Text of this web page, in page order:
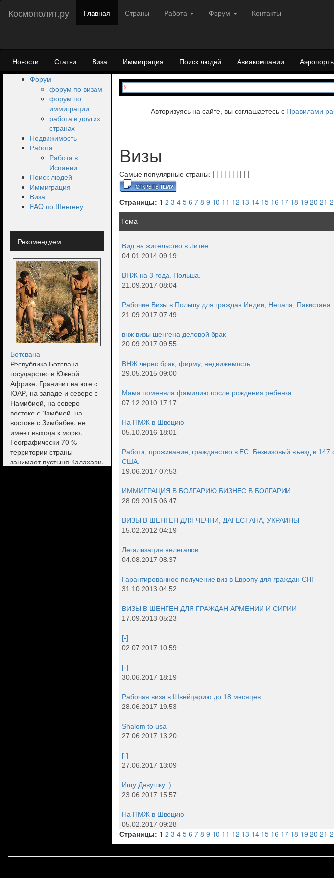
Космополит.ру Главная Страны Работа Форум Контакты
Новости Статьи Виза Иммиграция Поиск людей Авиакомпании
Аэропорты
Форум
форум по визам
форум по
иммиграции
работа в других
странах
Недвижимость
Работа
Работа в
Испании
Поиск людей
Иммиграция
Виза
FAQ по Шенгену
Рекомендуем
Ботсвана
Республика Ботсвана —
государство в Южной
Африке. Граничит на юге с
ЮАР, на западе и севере с
Намибией, на северо-
востоке с Замбией, на
востоке с Зимбабве, не
имеет выхода к морю.
Географически 70 %
территории страны
занимает пустыня Калахари.
Авторизуясь на сайте, вы соглашаетесь с Правилами
Визы
Самые популярные страны: | | | | | | | | | |
Страницы: 1 2 3 4 5 6 7 8 9 10 11 12 13 14 15 16 17 18 19 20 21
Тема
Вид на жительство в Литве
04.01.2014 09:19
ВНЖ на 3 года. Польша.
21.09.2017 08:04
Рабочие Визы в Польшу для граждан Индии, Непала, Пакистана.
21.09.2017 07:49
внж визы шенгена деловой брак
20.09.2017 09:55
ВНЖ черес брак, фирму, недвижемость
29.05.2015 09:00
Мама поменяла фамилию после рождения ребенка
07.12.2010 17:17
На ПМЖ в Швецию
05.10.2016 18:01
Работа, проживание, гражданство в ЕС. Безвизовый въезд в 147
США.
19.06.2017 07:53
ИММИГРАЦИЯ В БОЛГАРИЮ,БИЗНЕС В БОЛГАРИИ
28.09.2015 06:47
ВИЗЫ В ШЕНГЕН ДЛЯ ЧЕЧНИ, ДАГЕСТАНА, УКРАИНЫ
15.02.2012 04:19
Легализация нелегалов
04.08.2017 08:37
Гарантированное получение виз в Европу для граждан СНГ
31.10.2013 04:52
ВИЗЫ В ШЕНГЕН ДЛЯ ГРАЖДАН АРМЕНИИ И СИРИИ
17.09.2013 05:23
[-]
02.07.2017 10:59
[-]
30.06.2017 18:19
Рабочая виза в Швейцарию до 18 месяцев
28.06.2017 19:53
Shalom to usa
27.06.2017 13:20
[-]
27.06.2017 13:09
Ищу Девушку :)
23.06.2017 15:57
На ПМЖ в Швецию
05.02.2017 09:28
Страницы: 1 2 3 4 5 6 7 8 9 10 11 12 13 14 15 16 17 18 19 20 21